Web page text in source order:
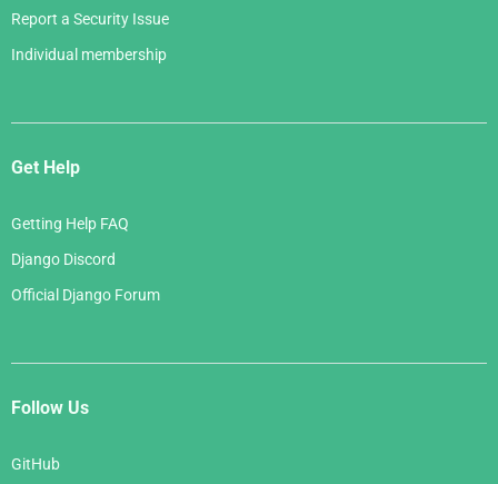
Report a Security Issue
Individual membership
Get Help
Getting Help FAQ
Django Discord
Official Django Forum
Follow Us
GitHub